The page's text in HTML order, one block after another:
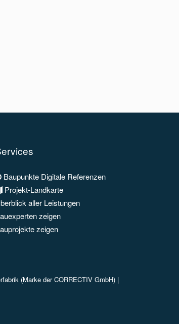
Baupunkte Digitale Referenzen
Projekt-Landkarte
aller Leistungen
zeigen
zeigen
(Marke der CORRECTIV GmbH) |